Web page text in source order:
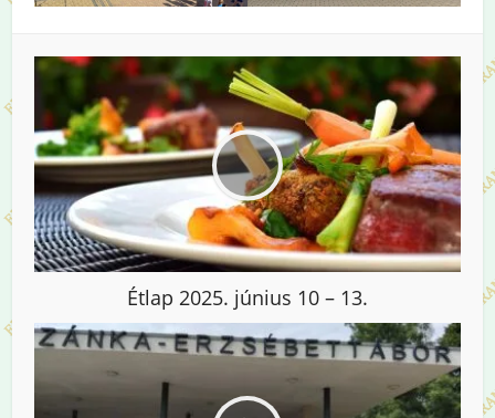
Étlap 2025. június 10 – 13.